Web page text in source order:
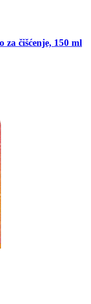
za čišćenje, 150 ml